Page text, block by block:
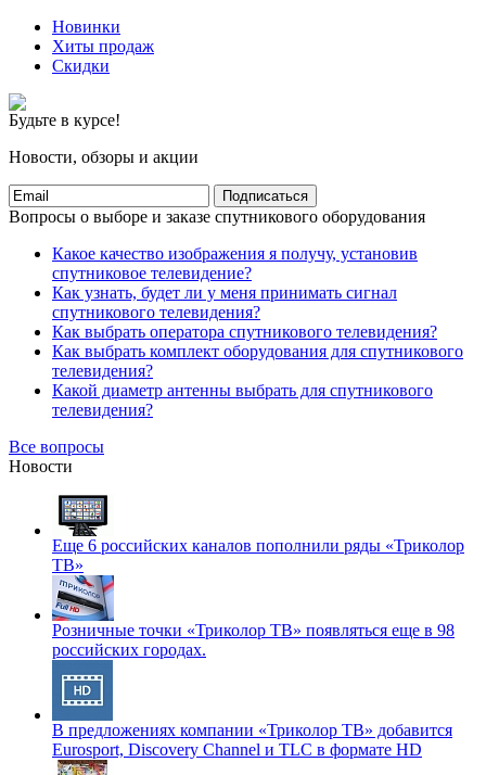
Новинки
Хиты продаж
Скидки
Будьте в курсе!
Новости, обзоры и акции
Подписаться
Вопросы о выборе и заказе спутникового оборудования
Какое качество изображения я получу, установив
спутниковое телевидение?
Как узнать, будет ли у меня принимать сигнал
спутникового телевидения?
Как выбрать оператора спутникового телевидения?
Как выбрать комплект оборудования для спутникового
телевидения?
Какой диаметр антенны выбрать для спутникового
телевидения?
Все вопросы
Новости
Еще 6 российских каналов пополнили ряды «Триколор
ТВ»
Розничные точки «Триколор ТВ» появляться еще в 98
российских городах.
В предложениях компании «Триколор ТВ» добавится
Eurosport, Discovery Channel и TLC в формате HD